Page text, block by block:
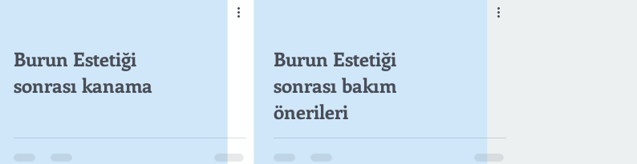
Burun Estetiği
sonrası kanama
Burun Estetiği
sonrası bakım
önerileri